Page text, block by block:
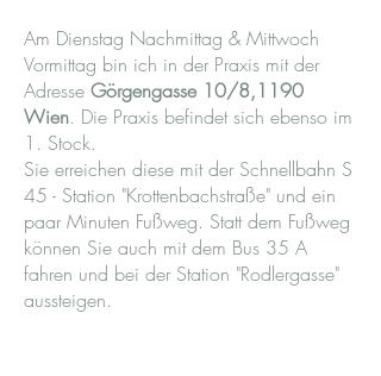
Am Dienstag Nachmittag & Mittwoch
Vormittag bin ich in der Praxis mit der
Adresse Görgengasse 10/8,1190
Wien. Die Praxis befindet sich ebenso im
1. Stock.
Sie erreichen diese mit der Schnellbahn S
45 - Station "Krottenbachstraße" und ein
paar Minuten Fußweg. Statt dem Fußweg
können Sie auch mit dem Bus 35 A
fahren und bei der Station "Rodlergasse"
aussteigen.